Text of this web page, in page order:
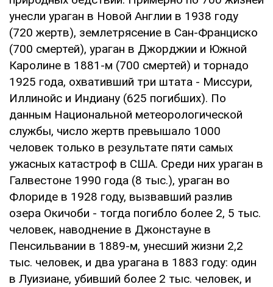
унесли ураган в Новой Англии в 1938 году
(720 жертв), землетрясение в Сан-Франциско
(700 смертей), ураган в Джорджии и Южной
Каролине в 1881-м (700 смертей) и торнадо
1925 года, охвативший три штата - Миссури,
Иллинойс и Индиану (625 погибших). По
данным Национальной метеорологической
службы, число жертв превышало 1000
человек только в результате пяти самых
ужасных катастроф в США. Среди них ураган в
Галвестоне 1990 года (8 тыс.), ураган во
Флориде в 1928 году, вызвавший разлив
озера Окичоби - тогда погибло более 2, 5 тыс.
человек, наводнение в Джонстауне в
Пенсильвании в 1889-м, унесший жизни 2,2
тыс. человек, и два урагана в 1883 году: один
в Луизиане, убивший более 2 тыс. человек, и